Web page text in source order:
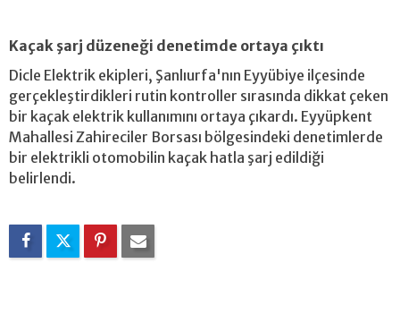
Kaçak şarj düzeneği denetimde ortaya çıktı
Dicle Elektrik ekipleri, Şanlıurfa'nın Eyyübiye ilçesinde
gerçekleştirdikleri rutin kontroller sırasında dikkat çeken
bir kaçak elektrik kullanımını ortaya çıkardı. Eyyüpkent
Mahallesi Zahireciler Borsası bölgesindeki denetimlerde
bir elektrikli otomobilin kaçak hatla şarj edildiği
belirlendi.